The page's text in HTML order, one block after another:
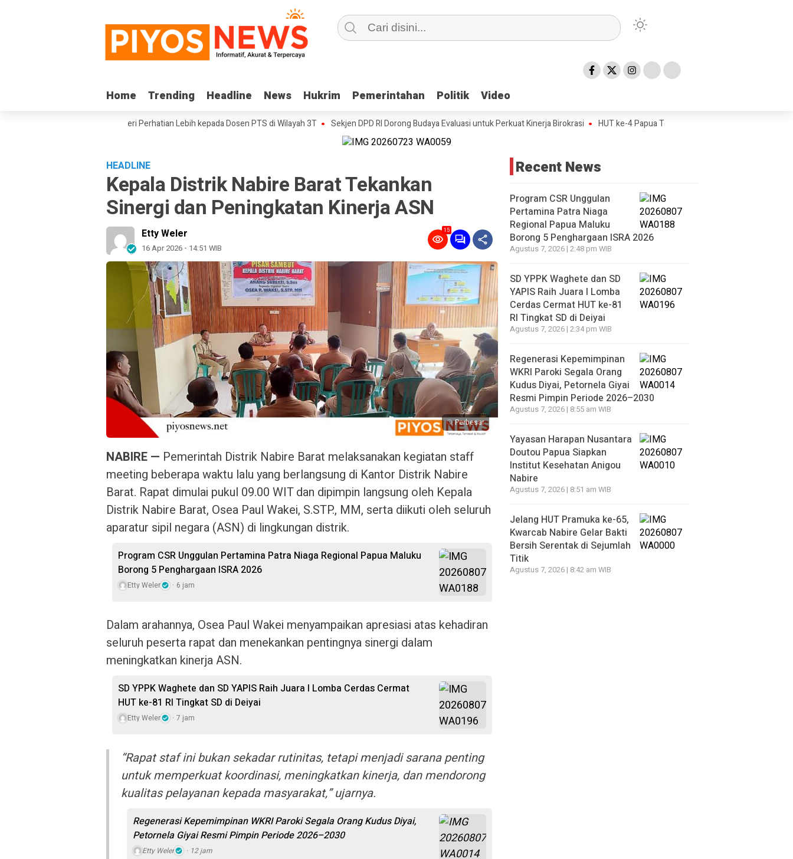
Home Trending Headline News Hukrim Pemerintahan Politik Video
Home Trending Headline News Hukrim Pemerintahan Politik Video
RI Minta Pemerintah Beri Perhatian Lebih kepada Dosen PTS di Wilayah 3T Sekjen DPD RI Dorong Budaya Evaluasi untuk Perkuat Kinerja Birokrasi HUT ke-4 Papua Tengah Jadi Titik Awal Program BANGKIT
HEADLINE
Kepala Distrik Nabire Barat Tekankan
Sinergi dan Peningkatan Kinerja ASN
Etty Weler
16 Apr 2026 - 14:51 WIB
15
Perbesar
NABIRE — Pemerintah Distrik Nabire Barat melaksanakan kegiatan staff
meeting beberapa waktu lalu yang berlangsung di Kantor Distrik Nabire
Barat. Rapat dimulai pukul 09.00 WIT dan dipimpin langsung oleh Kepala
Distrik Nabire Barat, Osea Paul Wakei, S.STP., MM, serta diikuti oleh seluruh
aparatur sipil negara (ASN) di lingkungan distrik.
Program CSR Unggulan Pertamina Patra Niaga Regional Papua Maluku
Borong 5 Penghargaan ISRA 2026
Etty Weler 6 jam
Dalam arahannya, Osea Paul Wakei menyampaikan apresiasi atas kehadiran
seluruh peserta rapat dan menekankan pentingnya sinergi dalam
meningkatkan kinerja ASN.
SD YPPK Waghete dan SD YAPIS Raih Juara I Lomba Cerdas Cermat
HUT ke-81 RI Tingkat SD di Deiyai
Etty Weler 7 jam
“Rapat staf ini bukan sekadar rutinitas, tetapi menjadi sarana penting
untuk memperkuat koordinasi, meningkatkan kinerja, dan mendorong
kualitas pelayanan kepada masyarakat,” ujarnya.
Regenerasi Kepemimpinan WKRI Paroki Segala Orang Kudus Diyai,
Petornela Giyai Resmi Pimpin Periode 2026–2030
Etty Weler 12 jam
Recent News
Program CSR Unggulan
Pertamina Patra Niaga
Regional Papua Maluku
Borong 5 Penghargaan ISRA 2026
Agustus 7, 2026 | 2:48 pm WIB
SD YPPK Waghete dan SD
YAPIS Raih Juara I Lomba
Cerdas Cermat HUT ke-81
RI Tingkat SD di Deiyai
Agustus 7, 2026 | 2:34 pm WIB
Regenerasi Kepemimpinan
WKRI Paroki Segala Orang
Kudus Diyai, Petornela Giyai
Resmi Pimpin Periode 2026–2030
Agustus 7, 2026 | 8:55 am WIB
Yayasan Harapan Nusantara
Doutou Papua Siapkan
Institut Kesehatan Anigou
Nabire
Agustus 7, 2026 | 8:51 am WIB
Jelang HUT Pramuka ke-65,
Kwarcab Nabire Gelar Bakti
Bersih Serentak di Sejumlah
Titik
Agustus 7, 2026 | 8:42 am WIB